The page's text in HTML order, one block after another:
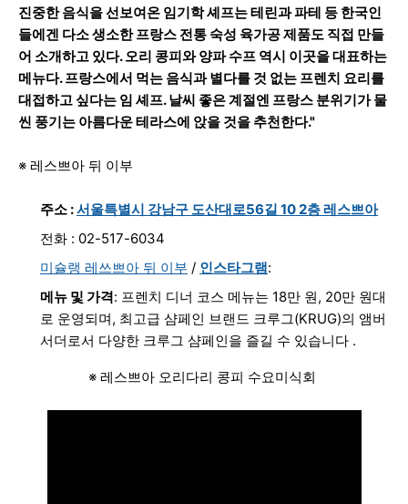
진중한 음식을 선보여온 임기학 셰프는 테린과 파테 등 한국인
들에겐 다소 생소한 프랑스 전통 숙성 육가공 제품도 직접 만들
어 소개하고 있다. 오리 콩피와 양파 수프 역시 이곳을 대표하는
메뉴다. 프랑스에서 먹는 음식과 별다를 것 없는 프렌치 요리를
대접하고 싶다는 임 셰프. 날씨 좋은 계절엔 프랑스 분위기가 물
씬 풍기는 아름다운 테라스에 앉을 것을 추천한다."
※ 레스쁘아 뒤 이부
주소 :서울특별시 강남구 도산대로56길 10 2층 레스쁘아
전화 : 02-517-6034
미슐랭 레쓰쁘아 뒤 이부 / 인스타그램:
메뉴 및 가격: 프렌치 디너 코스 메뉴는 18만 원, 20만 원대
로 운영되며, 최고급 샴페인 브랜드 크루그(KRUG)의 앰버
서더로서 다양한 크루그 샴페인을 즐길 수 있습니다 .
※ 레스쁘아 오리다리 콩피 수요미식회